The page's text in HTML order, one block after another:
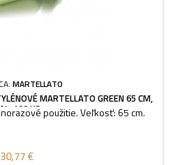
MARTELLATO
MARTELLATO GREEN 65 CM,
100 KSpoužitie. Veľkosť: 65 cm.
30,77 €